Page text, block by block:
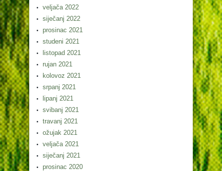
veljača 2022
siječanj 2022
prosinac 2021
studeni 2021
listopad 2021
rujan 2021
kolovoz 2021
srpanj 2021
lipanj 2021
svibanj 2021
travanj 2021
ožujak 2021
veljača 2021
siječanj 2021
prosinac 2020